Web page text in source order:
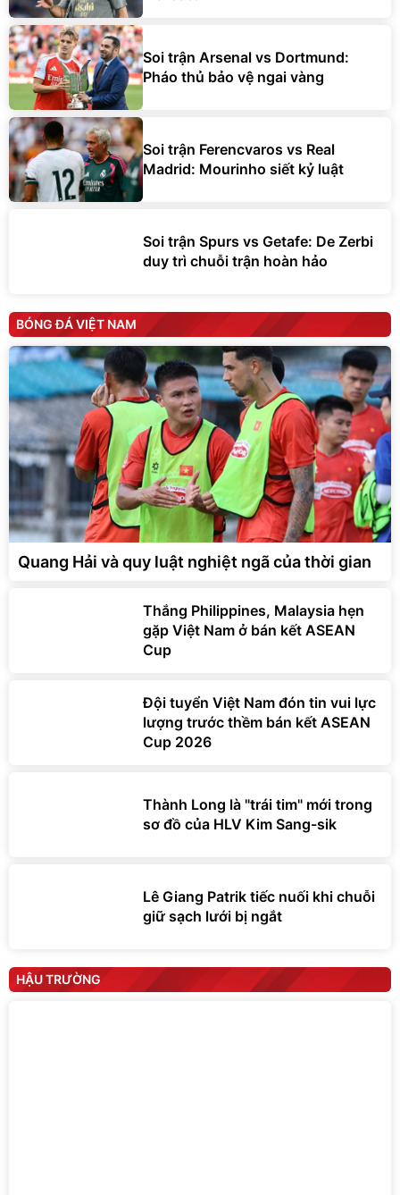
Soi trận Arsenal vs Dortmund:
Pháo thủ bảo vệ ngai vàng
Soi trận Ferencvaros vs Real
Madrid: Mourinho siết kỷ luật
Soi trận Spurs vs Getafe: De Zerbi
duy trì chuỗi trận hoàn hảo
BÓNG ĐÁ VIỆT NAM
Quang Hải và quy luật nghiệt ngã của thời gian
Thắng Philippines, Malaysia hẹn
gặp Việt Nam ở bán kết ASEAN
Cup
Đội tuyển Việt Nam đón tin vui lực
lượng trước thềm bán kết ASEAN
Cup 2026
Thành Long là "trái tim" mới trong
sơ đồ của HLV Kim Sang-sik
Lê Giang Patrik tiếc nuối khi chuỗi
giữ sạch lưới bị ngắt
HẬU TRƯỜNG